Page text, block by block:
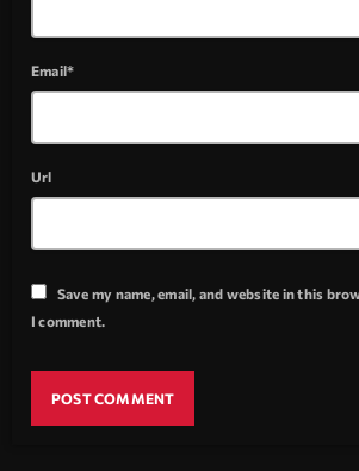
Email*
Url
Save my name, email, and website in this
I comment.